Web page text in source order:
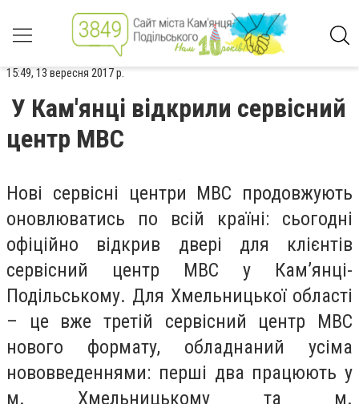
15:49, 13 вересня 2017 р.
У Кам'янці відкрили сервісний
центр МВС
Нові сервісні центри МВС продовжують
оновлюватись по всій країні: сьогодні
офіційно відкрив двері для клієнтів
сервісний центр МВС у Кам’янці-
Подільському. Для Хмельницької області
– це вже третій сервісний центр МВС
нового формату, обладнаний усіма
нововведеннями: перші два працюють у
м. Хмельницькому та м.